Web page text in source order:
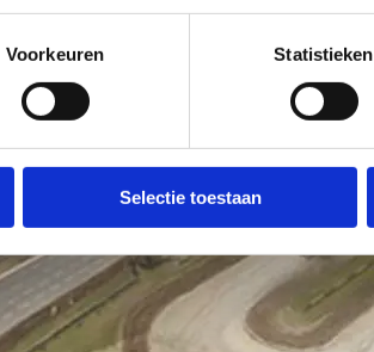
Voorkeuren Statistieken
Selectie toestaan